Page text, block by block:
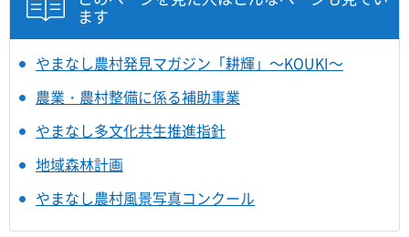
ます
やまなし農村発見マガジン「耕輝」～KOUKI～
農業・農村整備に係る補助事業
やまなし多文化共生推進指針
地域森林計画
やまなし農村風景写真コンクール